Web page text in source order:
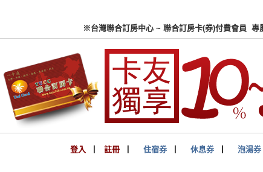
※台灣聯合訂房中心 ~ 聯合
登入 註冊 住宿券 休息券 泡湯券